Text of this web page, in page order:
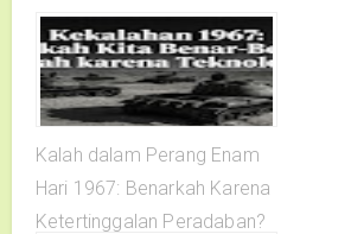
Kalah dalam Perang Enam
Hari 1967: Benarkah Karena
Ketertinggalan Peradaban?